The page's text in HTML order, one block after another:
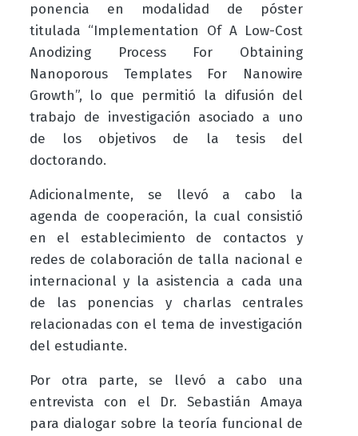
ponencia en modalidad de póster
titulada “Implementation Of A Low-Cost
Anodizing Process For Obtaining
Nanoporous Templates For Nanowire
Growth”, lo que permitió la difusión del
trabajo de investigación asociado a uno
de los objetivos de la tesis del
doctorando.
Adicionalmente, se llevó a cabo la
agenda de cooperación, la cual consistió
en el establecimiento de contactos y
redes de colaboración de talla nacional e
internacional y la asistencia a cada una
de las ponencias y charlas centrales
relacionadas con el tema de investigación
del estudiante.
Por otra parte, se llevó a cabo una
entrevista con el Dr. Sebastián Amaya
para dialogar sobre la teoría funcional de